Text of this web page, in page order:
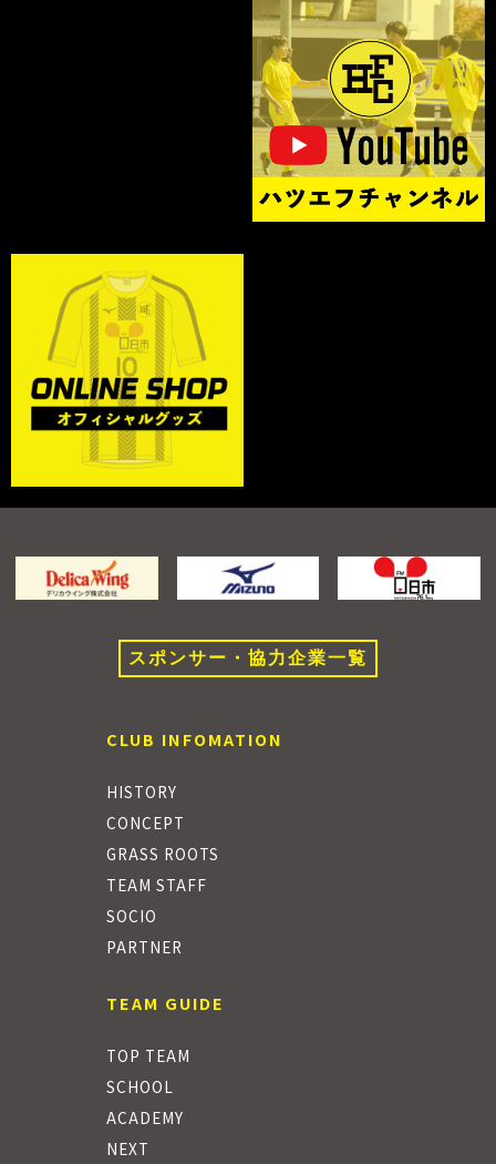
スポンサー・協力企業一覧
CLUB INFOMATION
HISTORY
CONCEPT
GRASS ROOTS
TEAM STAFF
SOCIO
PARTNER
TEAM GUIDE
TOP TEAM
SCHOOL
ACADEMY
NEXT